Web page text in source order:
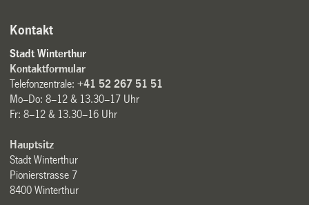
Kontakt
Stadt Winterthur
Kontaktformular
Telefonzentrale:+41 52 267 51 51
Mo–Do: 8–12 & 13.30–17 Uhr
Fr: 8–12 & 13.30–16 Uhr
Hauptsitz
Stadt Winterthur
Pionierstrasse 7
8400 Winterthur